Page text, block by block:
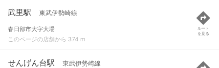
武里駅 東武伊勢崎線
春日部市大字大場
このページの店舗から 374 m
ルート
を見る
せんげん台駅 東武伊勢崎線